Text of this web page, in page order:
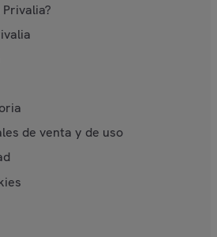
de venta y de uso